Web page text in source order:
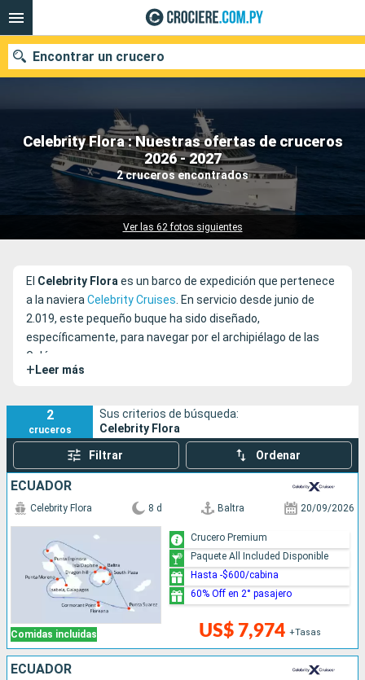
Celebrity Flora : Nuestras ofertas de cruceros
2026 - 2027
2 cruceros encontrados
Ver las 62 fotos siguientes
Encontrar un crucero
Nuestros destinos
Fecha de salida
El Celebrity Floraes un barco de expedición que pertenece
a la navieraCelebrity Cruises. En servicio desde junio de
2.019, este pequeño buque ha sido diseñado,
específicamente, para navegar por el archipiélago de las
Galápagos.
+ Leer más
2
cruceros
Sus criterios de búsqueda:
Celebrity Flora
Filtrar Ordenar
ECUADOR
Comidas incluidas
Celebrity Flora 8 d Baltra 20/09/2026
US$ 7,974 +Tasas
Crucero Premium
Paquete All Included Disponible
Hasta -$600/cabina
60% Off en 2° pasajero
ECUADOR